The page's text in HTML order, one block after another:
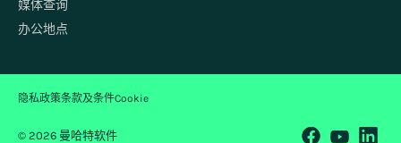
媒体查询
办公地点
© 2026 曼哈特软件
隐私政策条款及条件Cookie